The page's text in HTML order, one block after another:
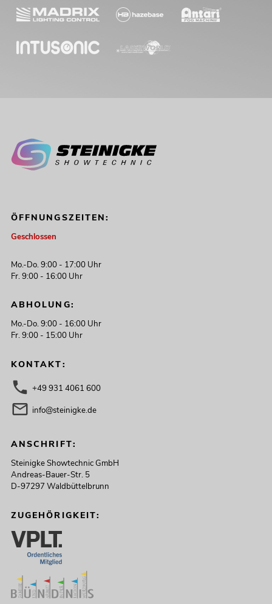
ÖFFNUNGSZEITEN:
Geschlossen
Mo.-Do. 9:00 - 17:00 Uhr
Fr. 9:00 - 16:00 Uhr
ABHOLUNG:
Mo.-Do. 9:00 - 16:00 Uhr
Fr. 9:00 - 15:00 Uhr
KONTAKT:
+49 931 4061 600
info@steinigke.de
ANSCHRIFT:
Steinigke Showtechnic GmbH
Andreas-Bauer-Str. 5
D-97297 Waldbüttelbrunn
ZUGEHÖRIGKEIT: